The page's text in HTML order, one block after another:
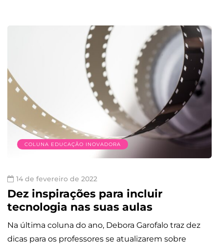
COLUNA EDUCAÇÃO INOVADORA
14 de fevereiro de 2022
Dez inspirações para incluir
tecnologia nas suas aulas
Na última coluna do ano, Debora Garofalo traz dez
dicas para os professores se atualizarem sobre